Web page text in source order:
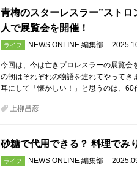
青梅のスターレスラー”ストロ
人で展覧会を開催！
ライフ NEWS ONLINE 編集部
今回は、今は亡きプロレスラーの展覧
の朝はそれぞれの物語を連れてやってき
耳にして「懐かしい！」と思うのは、
上柳昌彦
砂糖で代用できる？ 料理でみ
ライフ NEWS ONLINE 編集部